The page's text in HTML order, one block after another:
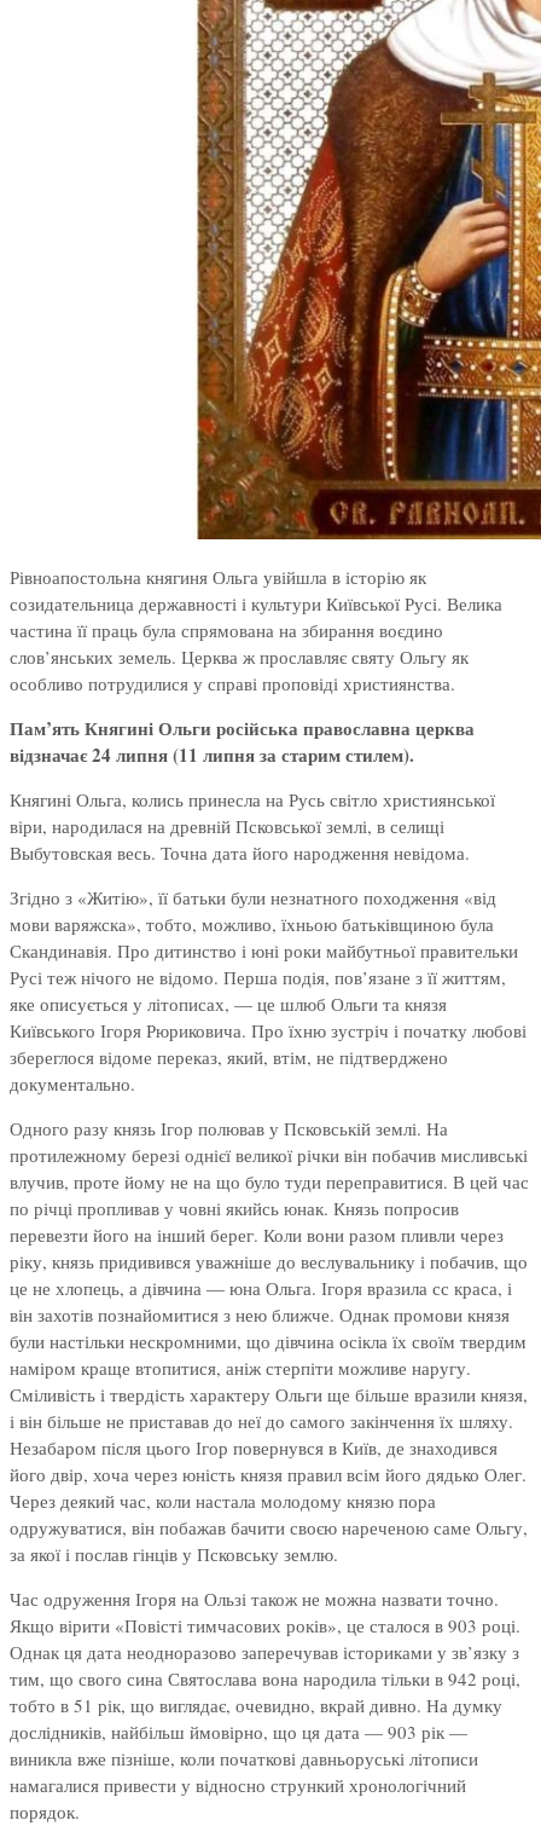
Рівноапостольна княгиня Ольга увійшла в історію як
созидательница державності і культури Київської Русі. Велика
частина її праць була спрямована на збирання воєдино
слов’янських земель. Церква ж прославляє святу Ольгу як
особливо потрудилися у справі проповіді християнства.
Пам’ять Княгині Ольги російська православна церква
відзначає 24 липня (11 липня за старим стилем).
Княгині Ольга, колись принесла на Русь світло християнської
віри, народилася на древній Псковської землі, в селищі
Выбутовская весь. Точна дата його народження невідома.
Згідно з «Житію», її батьки були незнатного походження «від
мови варяжска», тобто, можливо, їхньою батьківщиною була
Скандинавія. Про дитинство і юні роки майбутньої правительки
Русі теж нічого не відомо. Перша подія, пов’язане з її життям,
яке описується у літописах, — це шлюб Ольги та князя
Київського Ігоря Рюриковича. Про їхню зустріч і початку любові
збереглося відоме переказ, який, втім, не підтверджено
документально.
Одного разу князь Ігор полював у Псковській землі. На
протилежному березі однієї великої річки він побачив мисливські
влучив, проте йому не на що було туди переправитися. В цей час
по річці пропливав у човні якийсь юнак. Князь попросив
перевезти його на інший берег. Коли вони разом пливли через
ріку, князь придивився уважніше до веслувальнику і побачив, що
це не хлопець, а дівчина — юна Ольга. Ігоря вразила сс краса, і
він захотів познайомитися з нею ближче. Однак промови князя
були настільки нескромними, що дівчина осікла їх своїм твердим
наміром краще втопитися, аніж стерпіти можливе наругу.
Сміливість і твердість характеру Ольги ще більше вразили князя,
і він більше не приставав до неї до самого закінчення їх шляху.
Незабаром після цього Ігор повернувся в Київ, де знаходився
його двір, хоча через юність князя правил всім його дядько Олег.
Через деякий час, коли настала молодому князю пора
одружуватися, він побажав бачити своєю нареченою саме Ольгу,
за якої і послав гінців у Псковську землю.
Час одруження Ігоря на Ользі також не можна назвати точно.
Якщо вірити «Повісті тимчасових років», це сталося в 903 році.
Однак ця дата неодноразово заперечував істориками у зв’язку з
тим, що свого сина Святослава вона народила тільки в 942 році,
тобто в 51 рік, що виглядає, очевидно, вкрай дивно. На думку
дослідників, найбільш ймовірно, що ця дата — 903 рік —
виникла вже пізніше, коли початкові давньоруські літописи
намагалися привести у відносно стрункий хронологічний
порядок.